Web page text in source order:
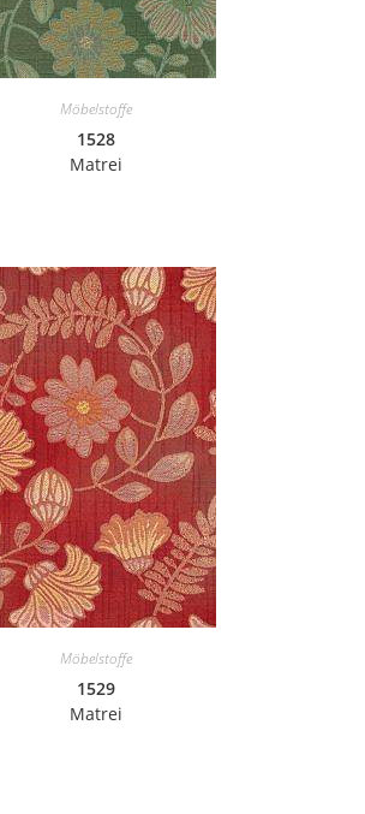
Möbelstoffe
1528
Matrei
Möbelstoffe
1529
Matrei